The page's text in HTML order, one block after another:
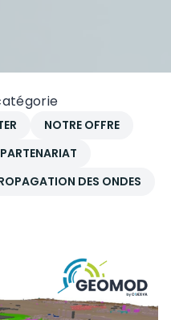
NOTRE OFFRE
PARTENARIAT
DES ONDES